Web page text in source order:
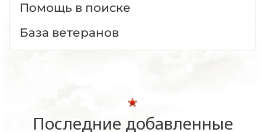
Помощь в поиске
База ветеранов
Последние добавленные